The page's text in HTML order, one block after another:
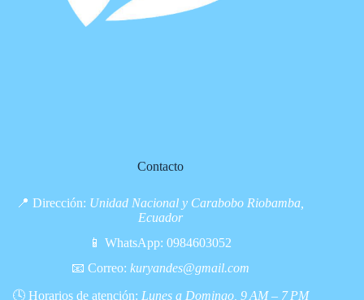
Contacto
📍 Dirección: Unidad Nacional y Carabobo Riobamba,
Ecuador
📱 WhatsApp:0984603052
📧 Correo: kuryandes@gmail.com
🕓 Horarios de atención: Lunes a Domingo, 9 AM – 7 PM